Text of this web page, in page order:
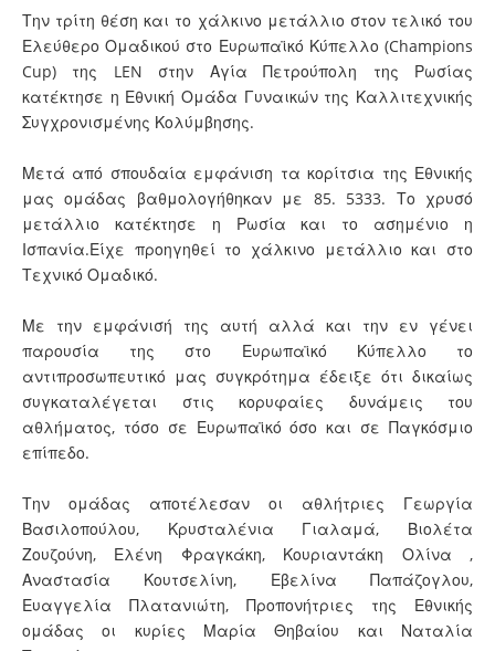
Την τρίτη θέση και το χάλκινο μετάλλιο στον τελικό του
Ελεύθερο Ομαδικού στο Ευρωπαϊκό Κύπελλο (Champions
Cup) της LEN στην Αγία Πετρούπολη της Ρωσίας
κατέκτησε η Εθνική Ομάδα Γυναικών της Καλλιτεχνικής
Συγχρονισμένης Κολύμβησης.
Μετά από σπουδαία εμφάνιση τα κορίτσια της Εθνικής
μας ομάδας βαθμολογήθηκαν με 85. 5333. Το χρυσό
μετάλλιο κατέκτησε η Ρωσία και το ασημένιο η
Ισπανία.Είχε προηγηθεί το χάλκινο μετάλλιο και στο
Τεχνικό Ομαδικό.
Με την εμφάνισή της αυτή αλλά και την εν γένει
παρουσία της στο Ευρωπαϊκό Κύπελλο το
αντιπροσωπευτικό μας συγκρότημα έδειξε ότι δικαίως
συγκαταλέγεται στις κορυφαίες δυνάμεις του
αθλήματος, τόσο σε Ευρωπαϊκό όσο και σε Παγκόσμιο
επίπεδο.
Την ομάδας αποτέλεσαν οι αθλήτριες Γεωργία
Βασιλοπούλου, Κρυσταλένια Γιαλαμά, Βιολέτα
Ζουζούνη, Ελένη Φραγκάκη, Κουριαντάκη Ολίνα ,
Αναστασία Κουτσελίνη, Εβελίνα Παπάζογλου,
Ευαγγελία Πλατανιώτη, Προπονήτριες της Εθνικής
ομάδας οι κυρίες Μαρία Θηβαίου και Ναταλία